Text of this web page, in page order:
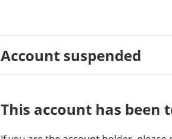
Account suspended
This account has been